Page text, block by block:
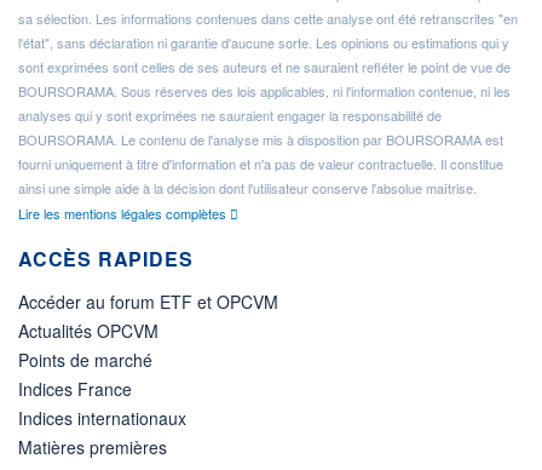
sa sélection. Les informations contenues dans cette analyse ont été retranscrites "en
l'état", sans déclaration ni garantie d'aucune sorte. Les opinions ou estimations qui y
sont exprimées sont celles de ses auteurs et ne sauraient refléter le point de vue de
BOURSORAMA. Sous réserves des lois applicables, ni l'information contenue, ni les
analyses qui y sont exprimées ne sauraient engager la responsabilité de
BOURSORAMA. Le contenu de l'analyse mis à disposition par BOURSORAMA est
fourni uniquement à titre d'information et n'a pas de valeur contractuelle. Il constitue
ainsi une simple aide à la décision dont l'utilisateur conserve l'absolue maîtrise.
Lire les mentions légales complètes
ACCÈS RAPIDES
Accéder au forum ETF et OPCVM
Actualités OPCVM
Points de marché
Indices France
Indices internationaux
Matières premières